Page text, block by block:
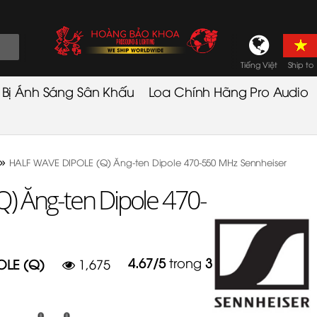
Tiếng Việt Ship to
Ánh Sáng Sân Khấu Loa Chính Hãng Pro Audio
» HALF WAVE DIPOLE (Q) Ăng-ten Dipole 470-550 MHz Sennheiser
Ăng-ten Dipole 470-
(Q) 1,675 4.67/5trong 3 lượt